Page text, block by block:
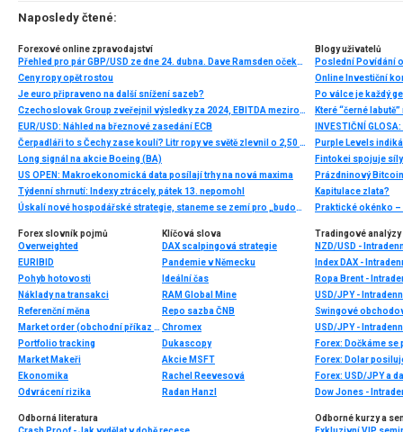
Naposledy čtené:
Forexové online zpravodajství
Přehled pro pár GBP/USD ze dne 24. dubna. Dave Ramsden očekává zpomalení inflace
Ceny ropy opět rostou
Je euro připraveno na další snížení sazeb?
Czechoslovak Group zveřejnil výsledky za 2024, EBITDA meziročně vzrostla o 146 %
EUR/USD: Náhled na březnové zasedání ECB
Čerpadláři to s Čechy zase koulí? Litr ropy ve světě zlevnil o 2,50 Kč, ale litr nafty v ČR ve stejné době zdražil o více než 1 Kč
Long signál na akcie Boeing (BA)
US OPEN: Makroekonomická data posílají trhy na nová maxima
Týdenní shrnutí: Indexy ztrácely, pátek 13. nepomohl
Úskalí nové hospodářské strategie, staneme se zemí pro „budoucnost“?
Blogy uživatelů
Po válce je každý
Které “černé
Purple Levels
Fintokei spojuje
Prázdninový
Kapitulace zlata?
Forex slovník pojmů
Overweighted
EURIBID
Pohyb hotovosti
Náklady na transakci
Referenční měna
Market order (obchodní příkaz za tržní cenu)
Portfolio tracking
Market Makeři
Ekonomika
Odvrácení rizika
Klíčová slova
DAX scalpingová strategie
Pandemie v Německu
Ideální čas
RAM Global Mine
Repo sazba ČNB
Chromex
Dukascopy
Akcie MSFT
Rachel Reevesová
Radan Hanzl
Tradingové analýzy
NZD/USD -
Index DAX -
Ropa Brent -
USD/JPY -
Swingové
USD/JPY -
Forex: Dočkáme se
Forex: USD/JPY a
Dow Jones -
Odborná literatura
Odborné kurzy a